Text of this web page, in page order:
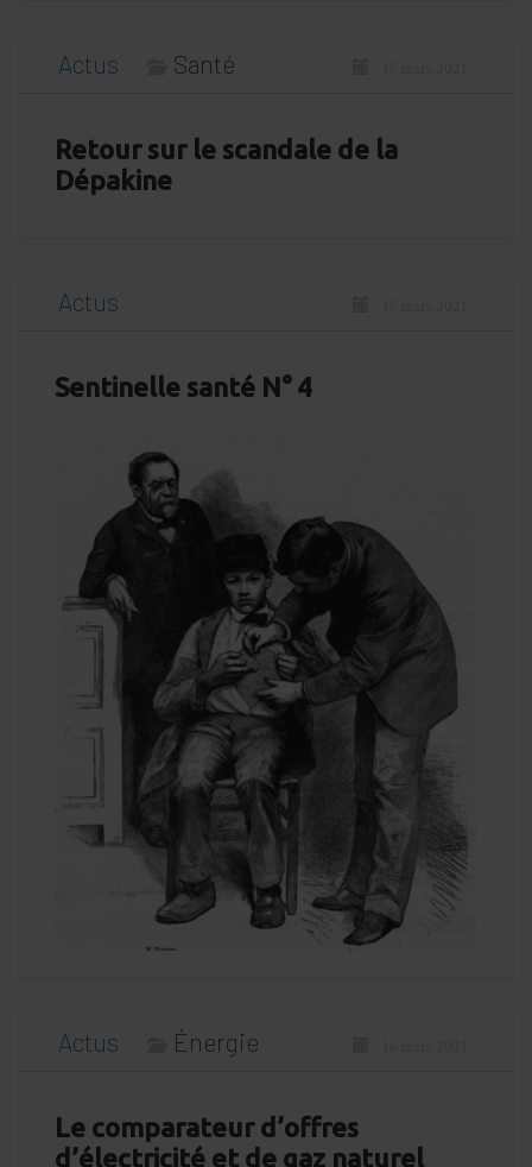
Actus Santé
Retour sur le scandale de la
Dépakine
Actus
Sentinelle santé N° 4
Actus Énergie
Le comparateur d’offres
d’électricité et de gaz naturel